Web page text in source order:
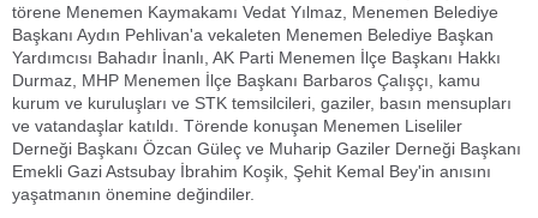
törene Menemen Kaymakamı Vedat Yılmaz, Menemen Belediye
Başkanı Aydın Pehlivan'a vekaleten Menemen Belediye Başkan
Yardımcısı Bahadır İnanlı, AK Parti Menemen İlçe Başkanı Hakkı
Durmaz, MHP Menemen İlçe Başkanı Barbaros Çalışçı, kamu
kurum ve kuruluşları ve STK temsilcileri, gaziler, basın mensupları
ve vatandaşlar katıldı. Törende konuşan Menemen Liseliler
Derneği Başkanı Özcan Güleç ve Muharip Gaziler Derneği Başkanı
Emekli Gazi Astsubay İbrahim Koşik, Şehit Kemal Bey'in anısını
yaşatmanın önemine değindiler.